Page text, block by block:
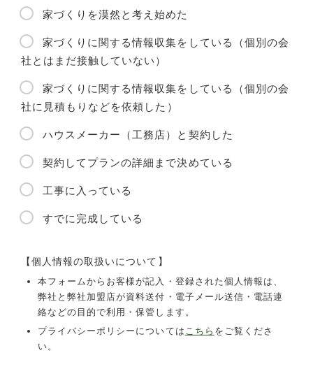
家づくりを漠然と考え始めた
家づくりに関する情報収集をしている（個別の会
社とはまだ接触していない）
家づくりに関する情報収集をしている（個別の会
社に見積もりなどを依頼した）
ハウスメーカー（工務店）と契約した
契約してプランの詳細まで決めている
工事に入っている
すでに完成している
【個人情報の取扱いについて】
本フォームからお客様が記入・登録された個人情報は、
弊社と弊社加盟店が資料送付・電子メール送信・電話連
絡などの目的で利用・保管します。
プライバシーポリシーについては こちら をご覧くださ
い。